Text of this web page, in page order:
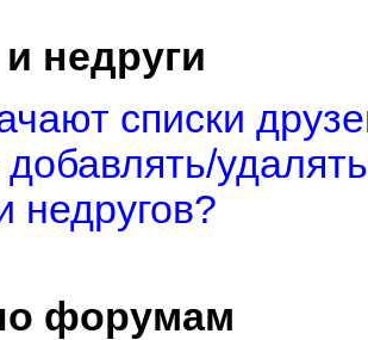
недруги
списки
недругов?
форумам